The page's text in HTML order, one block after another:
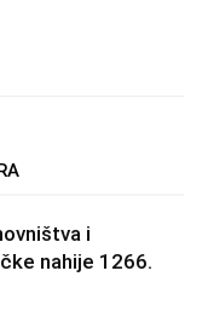
i
nahije 1266.